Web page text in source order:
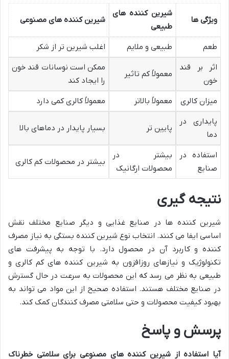
ویژگی ها
شیرین کننده های
طبیعی
شیرین کننده های مصنوعی
طعم طبیعی و ملایم
اغلب شیرین تر از شکر
اثر بر قند
خون
معمولاً کم تاثیر
ممکن است نوسانات قند خون
را ایجاد کند
میزان کالری
معمولاً بالاتر
معمولاً کالری کمی دارد
پایداری در
دما
پایین تر بسیار پایدار در دماهای بالا
استفاده در
صنایع
بیشتر در
محصولات ارگانیک
بیشتر در محصولات کم کالری
نتیجه گیری
شیرین کننده ها در صنایع غذایی و دیگر صنایع مختلف نقش
اساسی ایفا می کنند. انتخاب نوع شیرین کننده بستگی به نیاز مصرف
کننده و کاربرد آن در محصول دارد. با توجه به پیشرفت های
تکنولوژیک و نیازهای روزافزون به شیرین کننده های کم کالری و
طبیعی به نظر می رسد که این محصولات به سرعت در حال گسترش
در صنایع مختلف هستند. استفاده صحیح از این مواد می تواند به
بهبود کیفیت محصولات و حتی سلامتی مصرف کنندگان کمک کند.
پرسش و پاسخ
آیا استفاده از شیرین کننده های مصنوعی برای سلامتی خطرناک